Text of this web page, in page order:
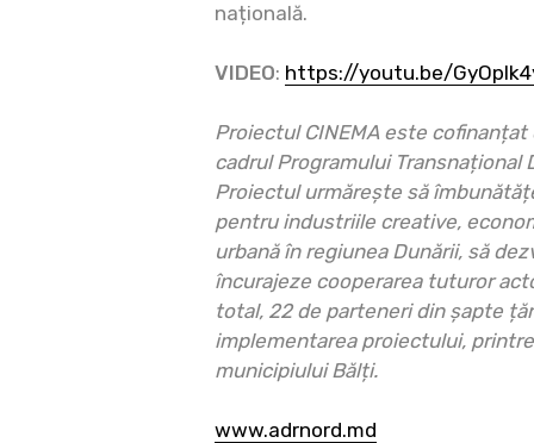
națională.
VIDEO: https://youtu.be/
Proiectul CINEMA este cofinanțat
cadrul Programului Transnațional
Proiectul urmărește să
pentru industriile creative,
urbană în regiunea Dunării, să
încurajeze cooperarea tuturor
total, 22 de parteneri din șapte
implementarea proiectului,
municipiului Bălți.
www.adrnord.md